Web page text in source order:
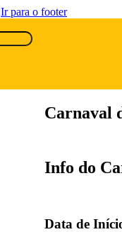
Ir para o footer
Carnaval
Info do
Data de